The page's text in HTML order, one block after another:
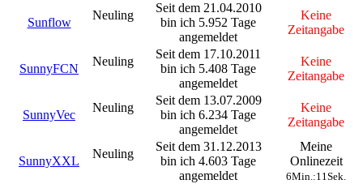
Sunflow
Neuling
Seit dem 21.04.2010
bin ich 5.952 Tage
angemeldet
Keine
Zeitangabe
SunnyFCN
Neuling
Seit dem 17.10.2011
bin ich 5.408 Tage
angemeldet
Keine
Zeitangabe
SunnyVec
Neuling
Seit dem 13.07.2009
bin ich 6.234 Tage
angemeldet
Keine
Zeitangabe
SunnyXXL
Neuling
Seit dem 31.12.2013
bin ich 4.603 Tage
angemeldet
Meine
Onlinezeit
6Min.:11Sek.